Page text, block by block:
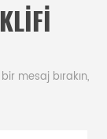
mesaj bırakın,